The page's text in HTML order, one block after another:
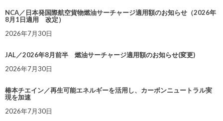
NCA／日本発国際航空貨物燃油サーチャージ適用額のお知らせ（2026年
8月1日適用 改定）
2026年7月30日
JAL／2026年8月前半 燃油サーチャージ適用額のお知らせ(変更)
2026年7月30日
椿本チエイン／再生可能エネルギーを活用し、カーボンニュートラル実
現を加速
2026年7月30日